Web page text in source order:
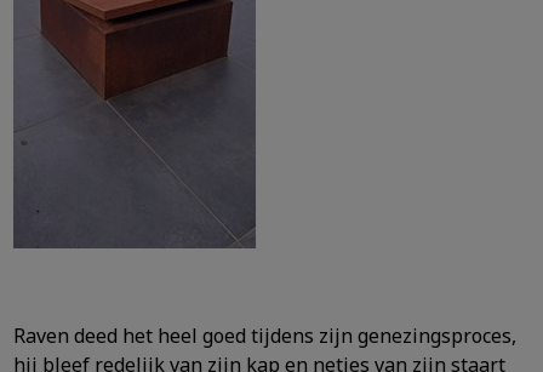
Raven deed het heel goed tijdens zijn genezingsproces,
hij bleef redelijk van zijn kap en netjes van zijn staart